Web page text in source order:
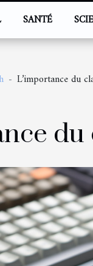
SANTÉ
L’importance du